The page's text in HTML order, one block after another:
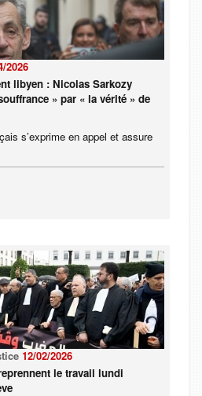
2026
libyen : Nicolas Sarkozy
» par « la vérité » de
s’exprime en appel et assure
12/02/2026
le travail lundi